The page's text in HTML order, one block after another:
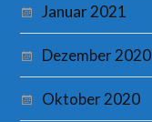
Januar 2021
Dezember 2020
Oktober 2020